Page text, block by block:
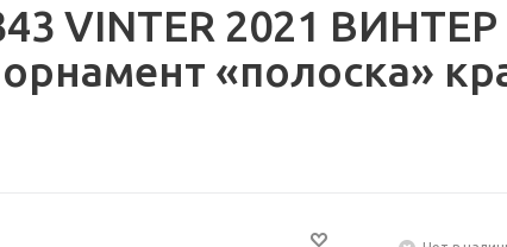
VINTER 2021
«полоска»